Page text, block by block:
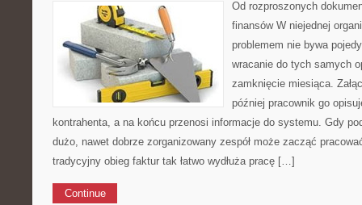
Od rozproszonych
finansów W niejednej
problemem nie bywa
wracanie do tych samych
zamknięcie miesiąca.
później pracownik go
kontrahenta, a na końcu przenosi informacje do systemu. Gdy
dużo, nawet dobrze zorganizowany zespół może zacząć
tradycyjny obieg faktur tak łatwo wydłuża pracę […]
Continue